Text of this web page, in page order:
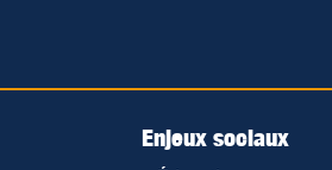
Enjeux sociaux